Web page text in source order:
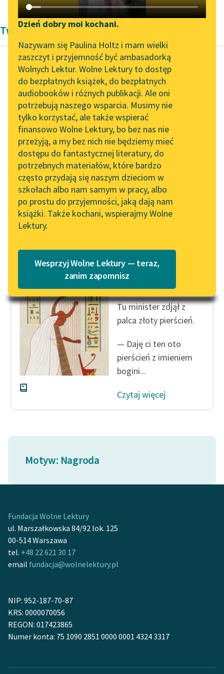
Katalog DAISY
Podkasty o książkach
Zgłoś brak utworu
Aktualności
„Prokurator Alicja Horn”
do słuchania
Byliśmy częścią AI Impact
Lab
Zapraszamy na spotkanie
online z tłumaczkami
literatury skandynawskiej
Spotkanie z Katarzyną
Tunkiel w Oslo
102. lata temu zmarł
Joseph Conrad
Lektury szkolne i klasyka
literatury do słuchania dla
uczennic i uczniów z
niepełnosprawnościami
E-kolekcja lektur
szkolnych i literatury do
słuchania dla uczennic i
uczniów z
niepełnosprawnościami
Popularyzacja
feministycznej
Ręce pełne poezji
twórców przechodzących
lektur szkolnych oraz
Starego Testamentu
Odkurzamy bohaterów
Szkoła Poezji Wolnych
Narzędzia
Mapa Wolnych Lektur
Leśmianator
Przewodnik dla piszących i
czytających
API
OAI-PMH
Widget Wolnych Lektur
Przypisy
Katalog w formacie PDF
O nas
Kontakt
O projekcie
Dzień dobry moi kochani.
Nazywam się Paulina Holtz i mam wielki
zaszczyt i przyjemność być ambasadorką
Wolnych Lektur. Wolne Lektury to dostęp
do bezpłatnych książek, do bezpłatnych
audiobooków i różnych publikacji. Ale oni
potrzebują naszego wsparcia. Musimy nie
tylko korzystać, ale także wspierać
finansowo Wolne Lektury, bo bez nas nie
przeżyją, a my bez nich nie będziemy mieć
dostępu do fantastycznej literatury, do
potrzebnych materiałów, które bardzo
często przydają się naszym dzieciom w
szkołach albo nam samym w pracy, albo
po prostu do przyjemności, jaką dają nam
książki. Także kochani, wspierajmy Wolne
Lektury.
Wesprzyj Wolne Lektury — teraz,
zanim zapomnisz
Twórczość Bolesław Prus
Bolesław Prus
Faraon, tom drugi
— To ty rok temu
przemawiałeś do mnie
w nocy z ogrodu?…
Było to zaraz po...
Czytaj więcej
Faraon, tom
pierwszy
Tu minister zdjął z
palca złoty pierścień.
— Daję ci ten oto
pierścień z imieniem
bogini...
Czytaj więcej
Motyw: Nagroda
Fundacja Wolne Lektury
ul. Marszałkowska 84/92 lok. 125
00-514 Warszawa
tel. +48 22 621 30 17
email fundacja@wolnelektury.pl
NIP: 952-187-70-87
KRS: 0000070056
REGON: 017423865
Numer konta: 75 1090 2851 0000 0001 4324 3317